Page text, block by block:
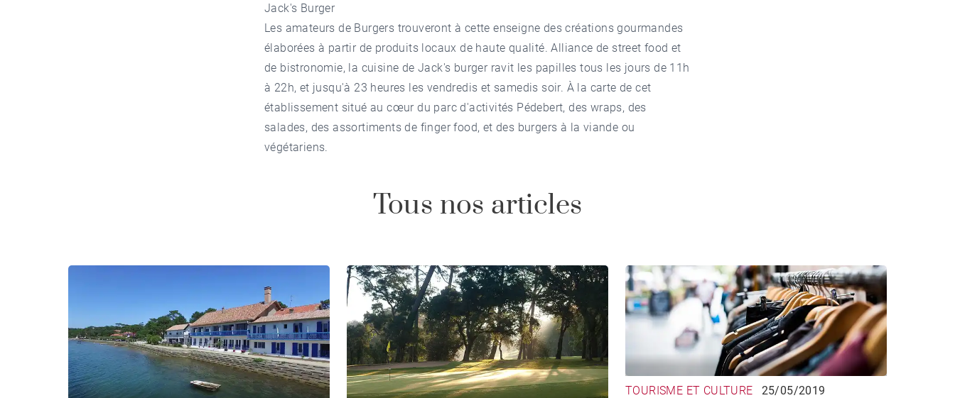
Jack's Burger
Les amateurs de Burgers trouveront à cette enseigne des créations gourmandes
élaborées à partir de produits locaux de haute qualité. Alliance de street food et
de bistronomie, la cuisine de Jack's burger ravit les papilles tous les jours de 11h
à 22h, et jusqu'à 23 heures les vendredis et samedis soir. À la carte de cet
établissement situé au cœur du parc d'activités Pédebert, des wraps, des
salades, des assortiments de finger food, et des burgers à la viande ou
végétariens.
Tous nos articles
TOURISME ET CULTURE 25/05/2019